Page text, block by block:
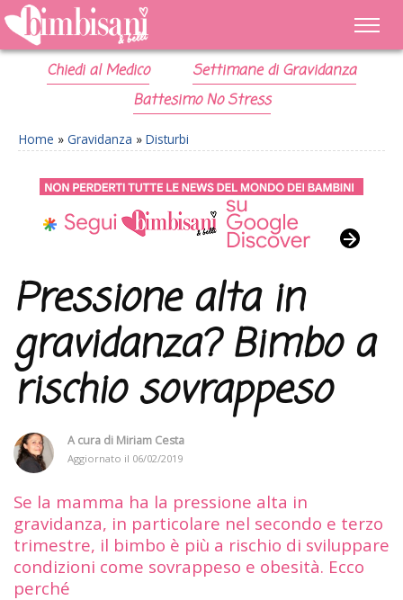
Chiedi al Medico
Settimane di Gravidanza
Battesimo No Stress
Home » Gravidanza » Disturbi
Pressione alta in
gravidanza? Bimbo a
rischio sovrappeso
A cura di Miriam Cesta
Aggiornato il 06/02/2019
Se la mamma ha la pressione alta in
gravidanza, in particolare nel secondo e terzo
trimestre, il bimbo è più a rischio di sviluppare
condizioni come sovrappeso e obesità. Ecco
perché